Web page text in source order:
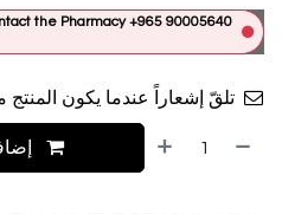
the Pharmacy +965 90005640
تلقّ إشعاراً عندما يكون المنتج